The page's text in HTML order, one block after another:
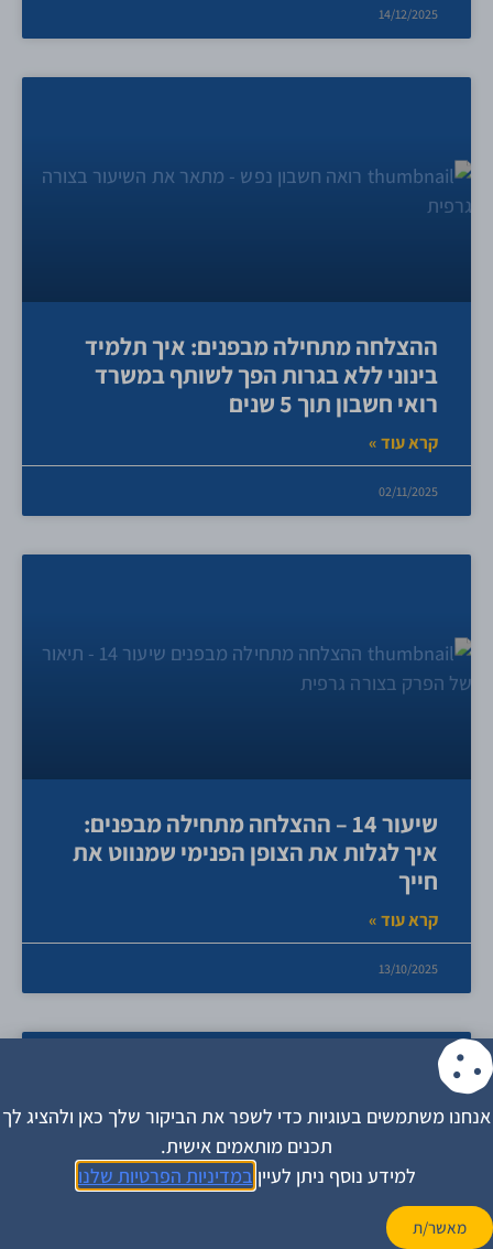
14/12/2025
ההצלחה מתחילה מבפנים: איך תלמיד
בינוני ללא בגרות הפך לשותף במשרד
רואי חשבון תוך 5 שנים
קרא עוד »
02/11/2025
שיעור 14 – ההצלחה מתחילה מבפנים:
איך לגלות את הצופן הפנימי שמנווט את
חייך
קרא עוד »
13/10/2025
אנחנו משתמשים בעוגיות כדי לשפר את הביקור שלך כאן ולהציג לך
תכנים מותאמים אישית.
למידע נוסף ניתן לעיין במדיניות הפרטיות שלנו
מאשר/ת